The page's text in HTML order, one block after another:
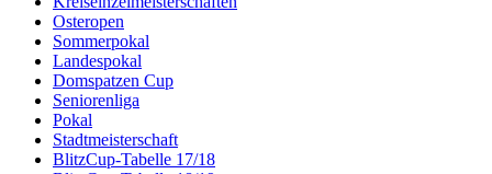
Osteropen
Sommerpokal
Landespokal
Domspatzen Cup
Seniorenliga
Pokal
Stadtmeisterschaft
BlitzCup-Tabelle 17/18